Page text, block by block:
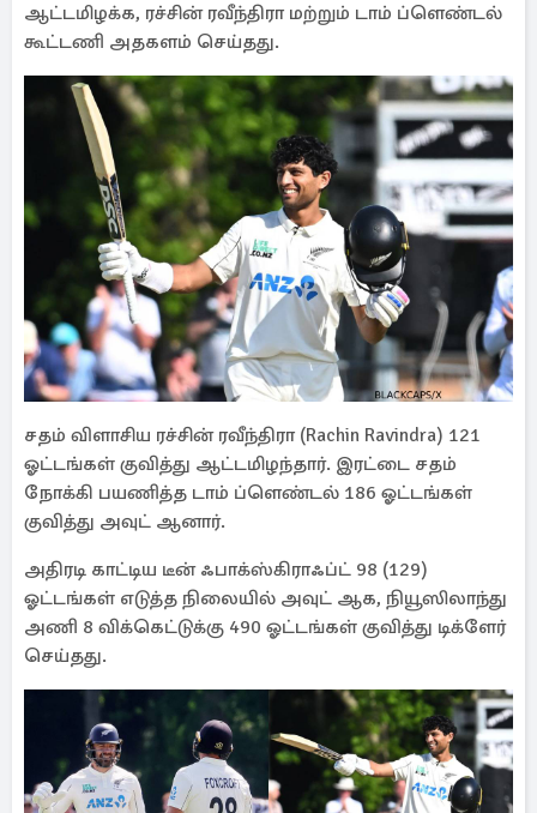
ஆட்டமிழக்க, ரச்சின் ரவீந்திரா மற்றும் டாம் ப்ளெண்டல்
கூட்டணி அதகளம் செய்தது.
சதம் விளாசிய ரச்சின் ரவீந்திரா (Rachin Ravindra) 121
ஓட்டங்கள் குவித்து ஆட்டமிழந்தார். இரட்டை சதம்
நோக்கி பயணித்த டாம் ப்ளெண்டல் 186 ஓட்டங்கள்
குவித்து அவுட் ஆனார்.
அதிரடி காட்டிய டீன் ஃபாக்ஸ்கிராஃப்ட் 98 (129)
ஓட்டங்கள் எடுத்த நிலையில் அவுட் ஆக, நியூஸிலாந்து
அணி 8 விக்கெட்டுக்கு 490 ஓட்டங்கள் குவித்து டிக்ளேர்
செய்தது.